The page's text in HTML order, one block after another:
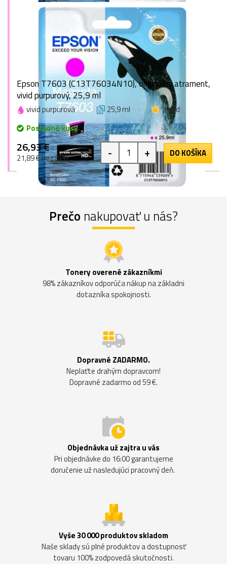
Epson T7603 (C13T76034N10), originálny atrament,
vivid purpurový, 25,9 ml
vivid purpurová 25,9 ml
1 bod
Posledné kusy
26,93 €
21,89 € bez DPH - + DO KOŠÍKA
Prečo nakupovať u nás?
Tonery overené zákazníkmi
98% zákazníkov odporúča nákup na základni
dotazníka spokojnosti.
Dopravné ZADARMO.
Neplaťte drahým dopravcom!
Dopravné zadarmo od 59 €.
Objednávka už zajtra u vás
Pri objednávke do 16:00 garantujeme
doručenie už nasledujúci pracovný deň.
Vyše 30 000 produktov skladom
Naše sklady sú plné produktov a dostupnosť
tovaru 100% zodpovedá skutočnosti.